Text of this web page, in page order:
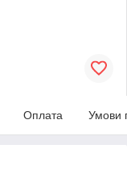
Оплата Умови